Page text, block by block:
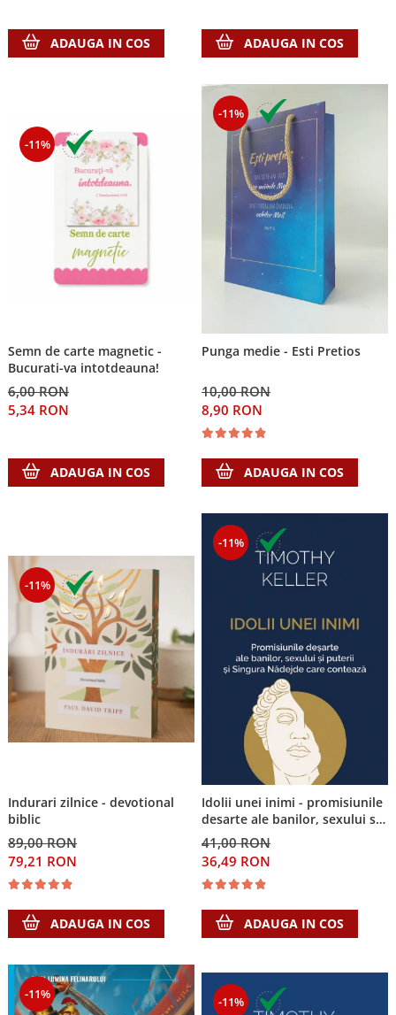
ADAUGA IN COS ADAUGA IN COS
-11%
Semn de carte magnetic -
Bucurati-va intotdeauna!
6,00 RON
5,34 RON
ADAUGA IN COS
-11%
Punga medie - Esti Pretios
10,00 RON
8,90 RON
ADAUGA IN COS
-11%
Indurari zilnice - devotional
biblic
89,00 RON
79,21 RON
ADAUGA IN COS
-11%
Idolii unei inimi - promisiunile
desarte ale banilor, sexului si
puterii si Singura Nadejde care
conteaza
41,00 RON
36,49 RON
ADAUGA IN COS
-11% -11%